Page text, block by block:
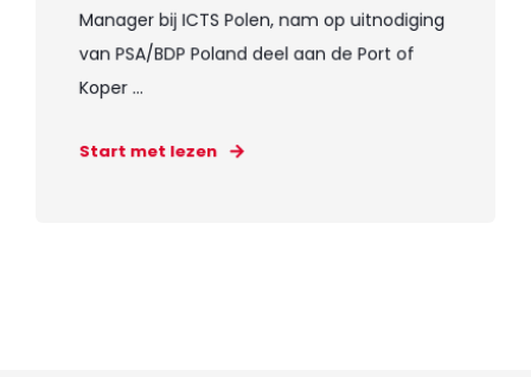
Manager bij ICTS Polen, nam op uitnodiging
van PSA/BDP Poland deel aan de Port of
Koper ...
Start met lezen